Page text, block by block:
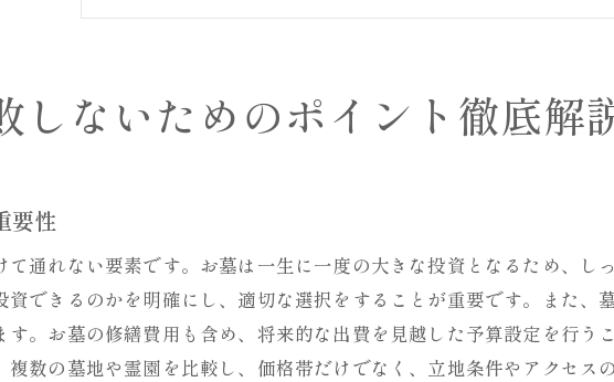
墓地選びにおける環境と景観の選び方
墓地選びでよくある失敗例とその回避法
お墓の修繕って何？知っておきたい基礎知識
石材店選びのポイントと注意すべき点
修繕後のお墓のメンテナンス方法
お墓の修繕に関するQ&A
しないためのポイント徹底解
要性
通れない要素です。お墓は一生に一度の大きな投資となるため、し
資できるのかを明確にし、適切な選択をすることが重要です。また、
。お墓の修繕費用も含め、将来的な出費を見越した予算設定を行う
数の墓地や霊園を比較し、価格帯だけでなく、立地条件やアクセス